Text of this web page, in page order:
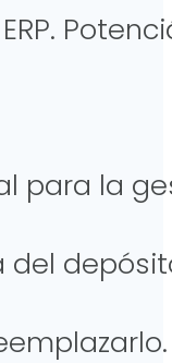
para la
del